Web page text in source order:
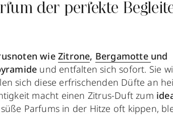
der perfekte
wieZitrone, Bergamotte und
und entfalten sich sofort. Sie
sich diese erfrischenden Düfte an
macht einen Zitrus-Duft zum
Parfums in der Hitze oft kippen,